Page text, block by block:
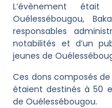
L’évènement
Ouélessébougou,
responsables
notabilités et d’un
jeunes de
Ces dons composés
étaient destinés à 50
de Ouélessébougou.